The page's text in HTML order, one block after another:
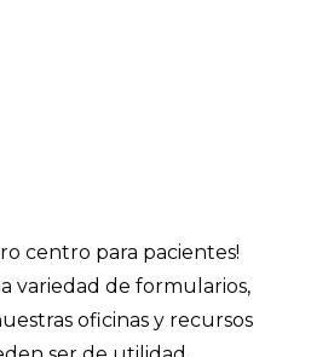
centro para pacientes!
variedad de formularios,
oficinas y recursos